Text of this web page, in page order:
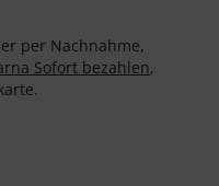
per Nachnahme,
Sofort bezahlen,